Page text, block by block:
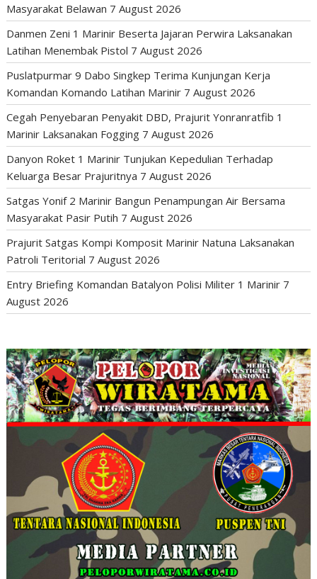
Masyarakat Belawan 7 August 2026
Danmen Zeni 1 Marinir Beserta Jajaran Perwira Laksanakan
Latihan Menembak Pistol 7 August 2026
Puslatpurmar 9 Dabo Singkep Terima Kunjungan Kerja
Komandan Komando Latihan Marinir 7 August 2026
Cegah Penyebaran Penyakit DBD, Prajurit Yonranratfib 1
Marinir Laksanakan Fogging 7 August 2026
Danyon Roket 1 Marinir Tunjukan Kepedulian Terhadap
Keluarga Besar Prajuritnya 7 August 2026
Satgas Yonif 2 Marinir Bangun Penampungan Air Bersama
Masyarakat Pasir Putih 7 August 2026
Prajurit Satgas Kompi Komposit Marinir Natuna Laksanakan
Patroli Teritorial 7 August 2026
Entry Briefing Komandan Batalyon Polisi Militer 1 Marinir 7
August 2026